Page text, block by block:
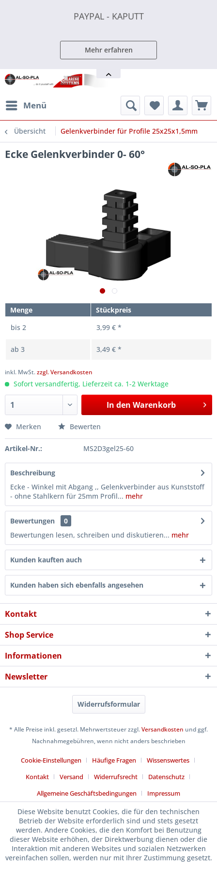
PAYPAL - KAPUTT
Mehr erfahren
Menü
Übersicht Gelenkverbinder für Profile 25x25x1,5mm
Ecke Gelenkverbinder 0- 60°
Menge
Stückpreis
bis 2 3,99 € *
ab 3 3,49 € *
inkl. MwSt.zzgl. Versandkosten
Sofort versandfertig, Lieferzeit ca. 1-2 Werktage
In den Warenkorb
Merken Bewerten
Artikel-Nr.: MS2D3gel25-60
Beschreibung
Ecke - Winkel mit Abgang ,, Gelenkverbinder aus Kunststoff
- ohne Stahlkern für 25mm Profil... mehr
Bewertungen
0
Bewertungen lesen, schreiben und diskutieren... mehr
Kunden kauften auch
Kunden haben sich ebenfalls angesehen
Kontakt
Shop Service
Informationen
Newsletter
Widerrufsformular
* Alle Preise inkl. gesetzl. Mehrwertsteuer zzgl.Versandkosten und ggf.
Nachnahmegebühren, wenn nicht anders beschrieben
Cookie-Einstellungen Häufige Fragen
Wissenswertes
Kontakt
Versand Widerrufsrecht
Datenschutz
Allgemeine Geschäftsbedingungen
Impressum
Diese Website benutzt Cookies, die für den technischen
Betrieb der Website erforderlich sind und stets gesetzt
werden. Andere Cookies, die den Komfort bei Benutzung
dieser Website erhöhen, der Direktwerbung dienen oder die
Interaktion mit anderen Websites und sozialen Netzwerken
vereinfachen sollen, werden nur mit Ihrer Zustimmung gesetzt.